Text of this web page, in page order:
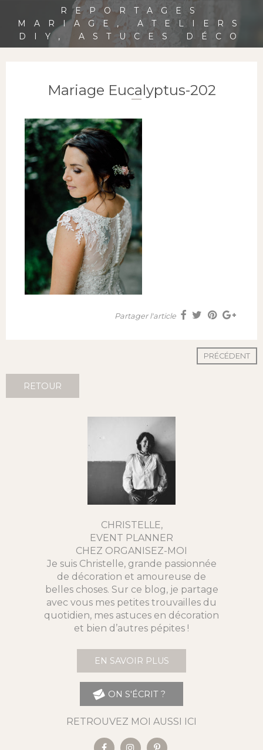
REPORTAGES
MARIAGE, ATELIERS
DIY, ASTUCES DÉCO
Mariage Eucalyptus-202
Partager l'article
PRÉCÉDENT
RETOUR
CHRISTELLE,
EVENT PLANNER
CHEZ ORGANISEZ-MOI
Je suis Christelle, grande passionnée
de décoration et amoureuse de
belles choses. Sur ce blog, je partage
avec vous mes petites trouvailles du
quotidien, mes astuces en décoration
et bien d’autres pépites !
EN SAVOIR PLUS
ON S'ÉCRIT ?
RETROUVEZ MOI AUSSI ICI